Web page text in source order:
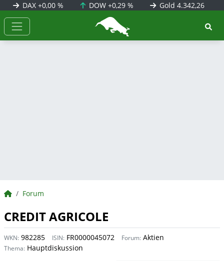
DAX +0,00 % DOW+0,29 % Gold 4.342,26
BörsenNEWS.de
BörsenNEWS.de
Forum
CREDIT AGRICOLE
WKN: 982285 ISIN: FR0000045072 Forum: Aktien
Thema: Hauptdiskussion